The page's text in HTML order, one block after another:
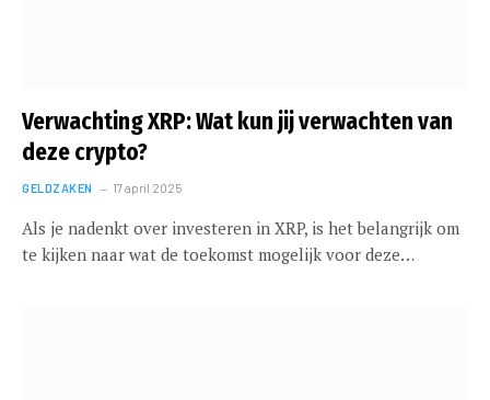
Verwachting XRP: Wat kun jij verwachten van
deze crypto?
GELDZAKEN 17 april 2025
Als je nadenkt over investeren in XRP, is het belangrijk om
te kijken naar wat de toekomst mogelijk voor deze…